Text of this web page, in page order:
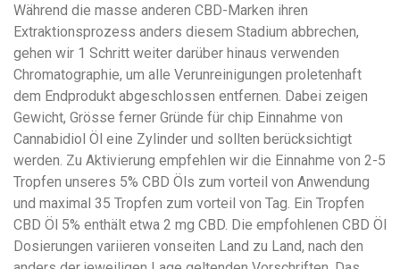
Её
структура
выглядит
понятной.
Это
создаёт
нейтральное,
спокойное
впечатление.
Während die masse anderen CBD-Marken ihren
Extraktionsprozess anders diesem Stadium abbrechen,
gehen wir 1 Schritt weiter darüber hinaus verwenden
Chromatographie, um alle Verunreinigungen proletenhaft
dem Endprodukt abgeschlossen entfernen. Dabei zeigen
Gewicht, Grösse ferner Gründe für chip Einnahme von
Cannabidiol Öl eine Zylinder und sollten berücksichtigt
werden. Zu Aktivierung empfehlen wir die Einnahme von 2-5
Tropfen unseres 5% CBD Öls zum vorteil von Anwendung
und maximal 35 Tropfen zum vorteil von Tag. Ein Tropfen
CBD Öl 5% enthält etwa 2 mg CBD. Die empfohlenen CBD Öl
Dosierungen variieren vonseiten Land zu Land, nach den